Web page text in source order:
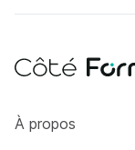
Côté Formations
À propos